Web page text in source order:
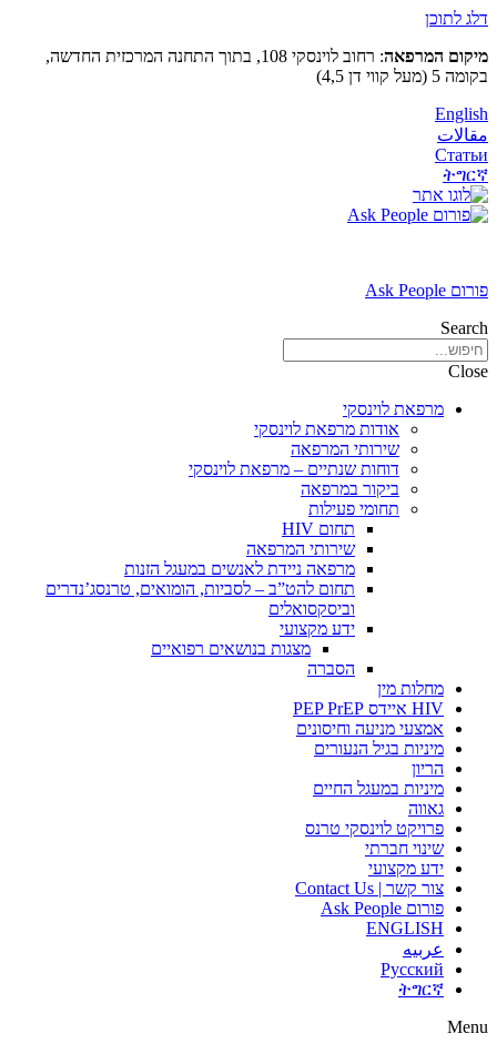
דלג לתוכן
מיקום המרפאה
: רחוב לוינסקי 108, בתוך התחנה המרכזית החדשה,
בקומה 5 (מעל קווי דן 4,5)
English
مقالات
Статьи
ትግርኛ
פורום Ask People
Search
Close
מרפאת לוינסקי
אודות מרפאת לוינסקי
שירותי המרפאה
דוחות שנתיים – מרפאת לוינסקי
ביקור במרפאה
תחומי פעילות
תחום HIV
שירותי המרפאה
מרפאה ניידת לאנשים במעגל הזנות
תחום להט”ב – לסביות, הומואים, טרנסג’נדרים
וביסקסואלים
ידע מקצועי
מצגות בנושאים רפואיים
הסברה
מחלות מין
HIV איידס PEP PrEP
אמצעי מניעה וחיסונים
מיניות בגיל הנעורים
הריון
מיניות במעגל החיים
גאווה
פרויקט לוינסקי טרנס
שינוי חברתי
ידע מקצועי
צור קשר | Contact Us
פורום Ask People
ENGLISH
عربيه
Русский
ትግርኛ
Menu